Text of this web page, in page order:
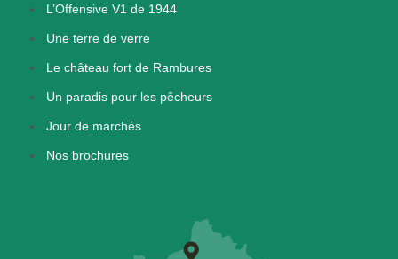
L’Offensive V1 de 1944
Une terre de verre
Le château fort de Rambures
Un paradis pour les pêcheurs
Jour de marchés
Nos brochures